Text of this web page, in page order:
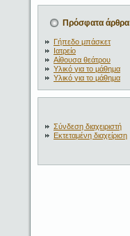
Πρόσφατα άρθρα
Γήπεδο μπάσκετ
Ιατρείο
Αίθουσα θεάτρου
Υλικό για το μάθημα
Υλικό για το μάθημα
Σύνδεση διαχειριστή
Εκτεταμένη διαχείριση